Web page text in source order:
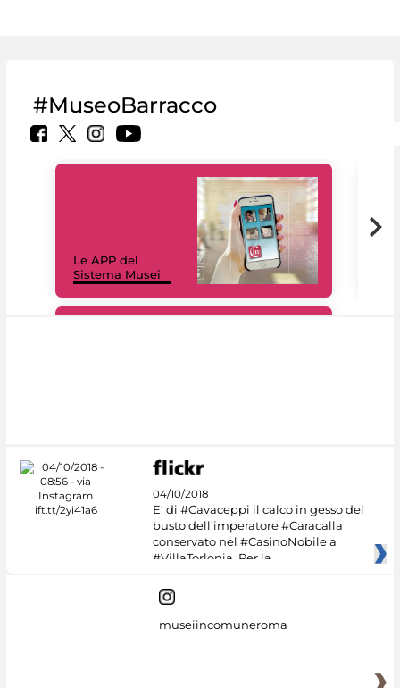
#MuseoBarracco
Le APP del
Sistema Musei
04/10/2018
E' di #Cavaceppi il calco in gesso del
busto dell’imperatore #Caracalla
conservato nel #CasinoNobile a
#VillaTorlonia. Per la
museiincomuneroma